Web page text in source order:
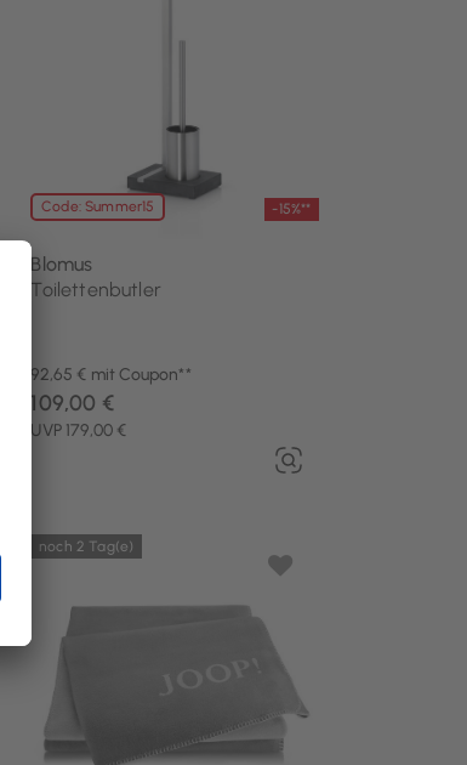
Code: Summer15 -15%**
Blomus
Toilettenbutler
92,65 € mit Coupon**
UVP 179,00 €
109,00 €
noch 2 Tag(e)